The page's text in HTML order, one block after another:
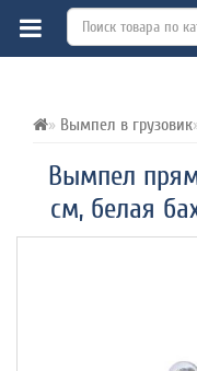
Вымпел в грузовик
Вымпел
см, белая
ВСЕ О ТОВАРЕ